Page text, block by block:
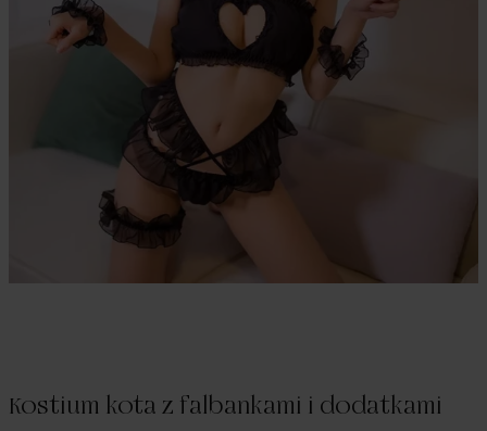
Kostium kota z falbankami i dodatkami